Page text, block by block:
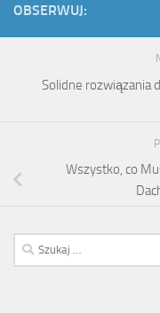
OBSERWUJ:
Solidne rozwiązania
Wszystko, co
Szukaj: